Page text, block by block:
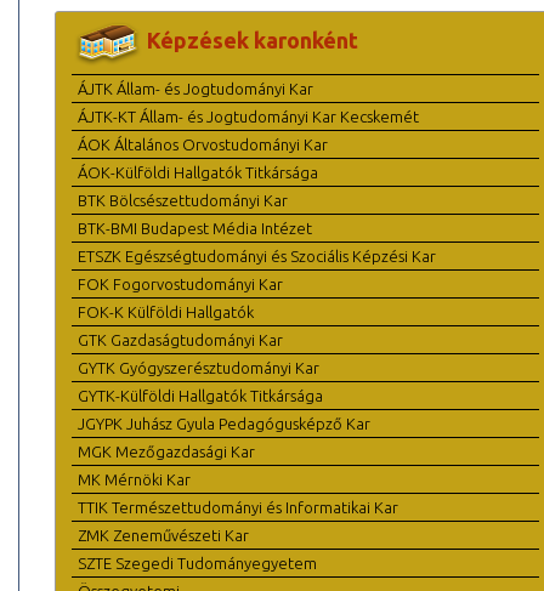
Képzések karonként
ÁJTK Állam- és Jogtudományi Kar
ÁJTK-KT Állam- és Jogtudományi Kar Kecskemét
ÁOK Általános Orvostudományi Kar
ÁOK-Külföldi Hallgatók Titkársága
BTK Bölcsészettudományi Kar
BTK-BMI Budapest Média Intézet
ETSZK Egészségtudományi és Szociális Képzési Kar
FOK Fogorvostudományi Kar
FOK-K Külföldi Hallgatók
GTK Gazdaságtudományi Kar
GYTK Gyógyszerésztudományi Kar
GYTK-Külföldi Hallgatók Titkársága
JGYPK Juhász Gyula Pedagógusképző Kar
MGK Mezőgazdasági Kar
MK Mérnöki Kar
TTIK Természettudományi és Informatikai Kar
ZMK Zeneművészeti Kar
SZTE Szegedi Tudományegyetem